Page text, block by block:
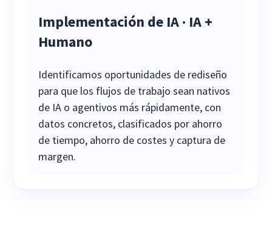
Implementación de IA · IA +
Humano
Identificamos oportunidades de rediseño
para que los flujos de trabajo sean nativos
de IA o agentivos más rápidamente, con
datos concretos, clasificados por ahorro
de tiempo, ahorro de costes y captura de
margen.